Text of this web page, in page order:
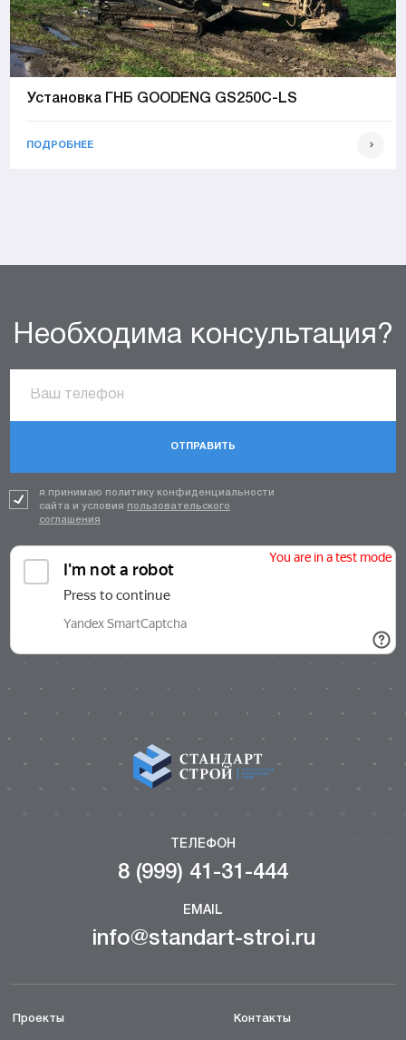
Установка ГНБ GOODENG GS250C-LS
ПОДРОБНЕЕ
Необходима консультация?
ОТПРАВИТЬ
я принимаю политику конфиденциальности
сайта и условия пользовательского
соглашения
ТЕЛЕФОН
8 (999) 41-31-444
EMAIL
info@standart-stroi.ru
Проекты Контакты